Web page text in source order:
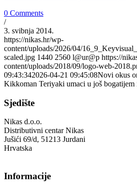
0 Comments
/
3. svibnja 2014.
https://nikas.hr/wp-
content/uploads/2026/04/
scaled.jpg 1440 2560 l@ur@p https://
content/uploads/2018/09/logo-web-
09:43:342026-04-21 09:45:08Novi okus
Kikkoman Teriyaki umaci u još bogatijem
Sjedište
Nikas d.o.o.
Distributivni centar Nikas
Jušići 69/d, 51213 Jurdani
Hrvatska
Informacije